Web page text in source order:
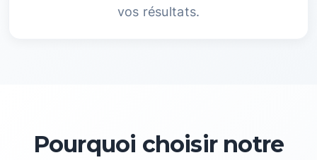
vos résultats.
Pourquoi choisir notre